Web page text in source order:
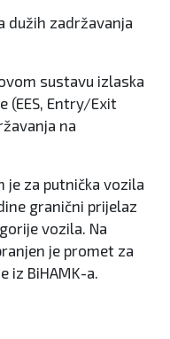
dužih zadržavanja
sustavu izlaska
(EES, Entry/Exit
na
je za putnička vozila
granični prijelaz
vozila. Na
je promet za
iz BiHAMK-a.